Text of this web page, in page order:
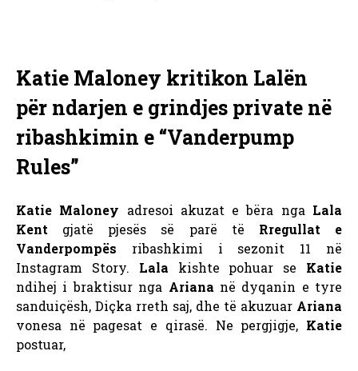
Katie Maloney kritikon Lalën
për ndarjen e grindjes private në
ribashkimin e “Vanderpump
Rules”
Katie Maloney adresoi akuzat e bëra nga Lala
Kent gjatë pjesës së parë të Rregullat e
Vanderpompës ribashkimi i sezonit 11 në
Instagram Story. Lala kishte pohuar se Katie
ndihej i braktisur nga Ariana në dyqanin e tyre
sanduiçësh, Diçka rreth saj, dhe të akuzuar Ariana
vonesa në pagesat e qirasë. Ne pergjigje, Katie
postuar,